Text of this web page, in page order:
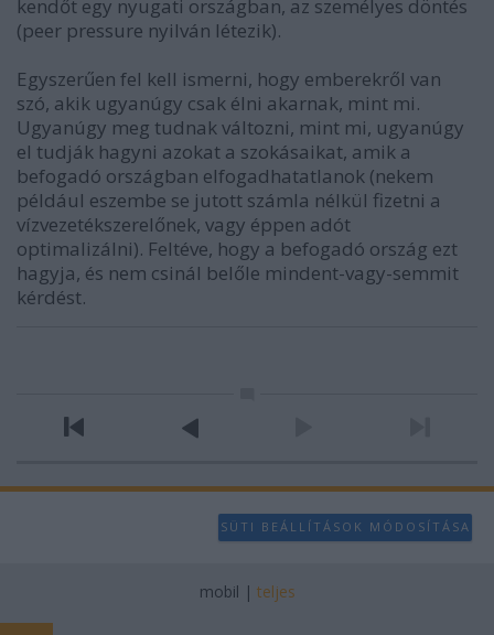
kendőt egy nyugati országban, az személyes döntés
(peer pressure nyilván létezik).
Egyszerűen fel kell ismerni, hogy emberekről van
szó, akik ugyanúgy csak élni akarnak, mint mi.
Ugyanúgy meg tudnak változni, mint mi, ugyanúgy
el tudják hagyni azokat a szokásaikat, amik a
befogadó országban elfogadhatatlanok (nekem
például eszembe se jutott számla nélkül fizetni a
vízvezetékszerelőnek, vagy éppen adót
optimalizálni). Feltéve, hogy a befogadó ország ezt
hagyja, és nem csinál belőle mindent-vagy-semmit
kérdést.
SÜTI BEÁLLÍTÁSOK MÓDOSÍTÁSA
mobil | teljes